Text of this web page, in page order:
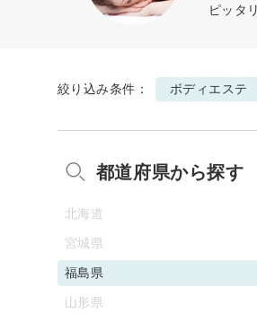
ピッタ
絞り込み条件： ボディエステ
都道府県から探す
北海道
宮城県
福島県
山形県